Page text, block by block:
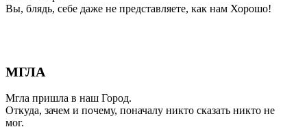
Вы, блядь, себе даже не представляете, как нам Хорошо!
МГЛА
Мгла пришла в наш Город.
Откуда, зачем и почему, поначалу никто сказать никто не
мог.